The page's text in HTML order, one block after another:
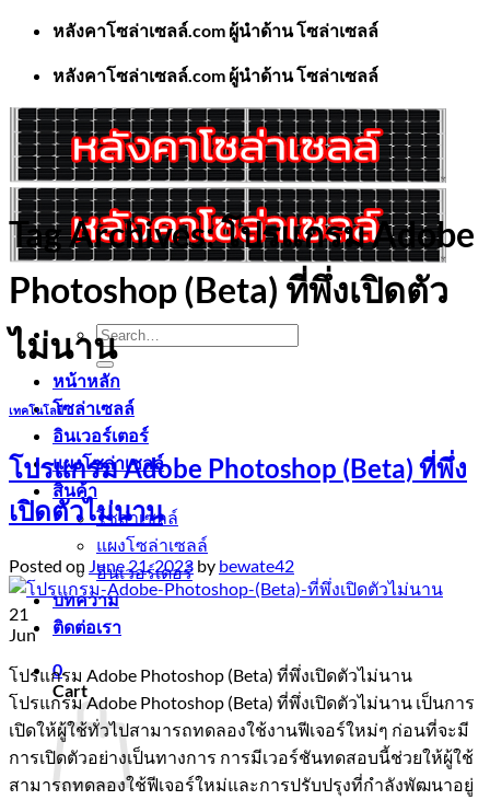
Skip
content
หลังคาโซล่าเซลล์.com ผู้นำด้าน โซล่าเซลล์
หลังคาโซล่าเซลล์.com ผู้นำด้าน โซล่าเซลล์
Search
for:
หน้าหลัก
โซล่าเซลล์
อินเวอร์เตอร์
แผงโซล่าเซลล์
สินค้า
โซล่าเซลล์
แผงโซล่าเซลล์
อินเวอร์เตอร์
บทความ
ติดต่อเรา
0
Cart
Tag Archives:โปรแกรม Adobe
Photoshop (Beta) ที่พึ่งเปิดตัว
ไม่นาน
เทคโนโลยี
โปรแกรม Adobe Photoshop (Beta) ที่พึ่ง
เปิดตัวไม่นาน
Posted on June 21, 2023 by bewate42
21
Jun
โปรแกรม Adobe Photoshop (Beta) ที่พึ่งเปิดตัวไม่นาน
โปรแกรม Adobe Photoshop (Beta) ที่พึ่งเปิดตัวไม่นาน เป็นการ
เปิดให้ผู้ใช้ทั่วไปสามารถทดลองใช้งานฟีเจอร์ใหม่ๆ ก่อนที่จะมี
การเปิดตัวอย่างเป็นทางการ การมีเวอร์ชันทดสอบนี้ช่วยให้ผู้ใช้
สามารถทดลองใช้ฟีเจอร์ใหม่และการปรับปรุงที่กำลังพัฒนาอยู่